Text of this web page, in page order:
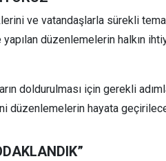
ve vatandaşlarla sürekli
yapılan düzenlemelerin halkın
doldurulması için gerekli
düzenlemelerin hayata